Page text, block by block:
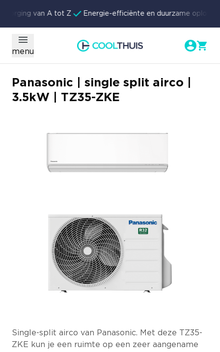
van A tot Z Energie-efficiënte en duurzame
menu
Panasonic | single split airco |
3.5kW | TZ35-ZKE
Single-split airco van Panasonic. Met deze TZ35-
ZKE kun je een ruimte op een zeer aangename